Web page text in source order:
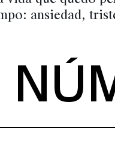
ansiedad,